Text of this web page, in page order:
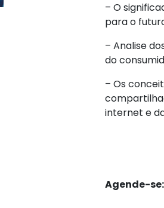
– O
para o
– Analise
do
– Os
internet e
Agende-se: